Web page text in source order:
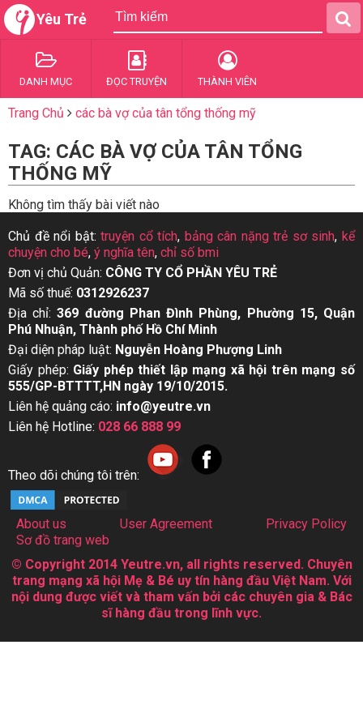
Yêu Trẻ
DANH MỤC ĐỌC TRUYỆN THÀNH VIÊN
Trang Chủ các bà vợ của tân tổng thống mỹ
TAG: CÁC BÀ VỢ CỦA TÂN TỔNG
THỐNG MỸ
Không tìm thấy bài viết nào
Chủ đề nổi bật:truyện cổ tích, bảng cân nặng trẻ sơ sinh,kể
chuyện cho bé, ý nghĩa tên, chỉ số bmi
Đơn vị chủ Quản: CÔNG TY CỔ PHẦN YÊU TRẺ
Mã số thuế: 0312926237
Địa chỉ:369 đường Phan Đình Phùng, Phường 15, Quận
Phú Nhuận, Thành phố Hồ Chí Minh
Đại diện pháp luật: Nguyễn Hoàng Phượng Linh
Giấy phép: Giấy phép thiết lập mạng xã hội trên mạng số
555/GP-BTTTT,HN ngày 19/10/2015.
Liên hệ quảng cáo: info@yeutre.vn
Liên hệ Hotline: 028 66 888 99
Theo dõi chúng tôi trên:
About us User Agreement
Privacy Policy
Sơ đồ trang web
© Copyright 2014 Yeutre.vn, all rights reserved. Chuyên
trang mạng xã hội Mẹ & Bé uy tín hàng đầu Việt Nam. Với
nội dung được viết và tham vấn bởi các chuyên gia & Bác
sĩ hàng đầu trong lĩnh vực.